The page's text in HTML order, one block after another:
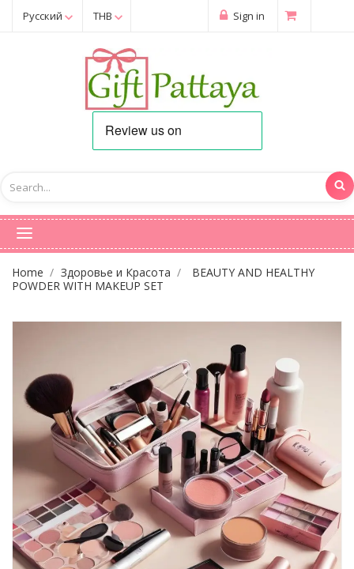
Русский THB Sign in
Home Здоровье и Красота
BEAUTY AND HEALTHY
POWDER WITH MAKEUP SET